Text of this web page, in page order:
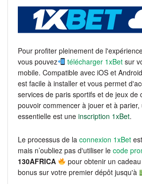
Pour profiter pleinement de
vous pouvez
télécharger 1xBet sur
mobile. Compatible avec iOS et
est facile à installer et vous permet
services de paris sportifs et de jeux de
pouvoir commencer à jouer et à parier,
essentielle est une inscription 1xBet.
Le processus de la connexion 1xBet
mais n’oubliez pas d'utiliser le code
130AFRICA
pour obtenir un
bonus sur votre premier dépôt jusqu'à